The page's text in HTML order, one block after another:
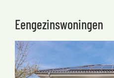
Eengezinswoningen